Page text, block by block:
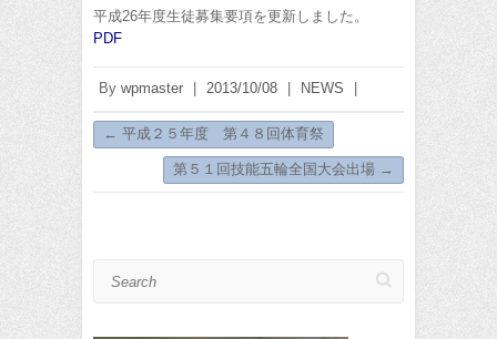
平成26年度生徒募集要項を更新しました。
PDF
By wpmaster 2013/10/08 NEWS
← 平成２５年度 第４８回体育祭
第５１回技能五輪全国大会出場 →